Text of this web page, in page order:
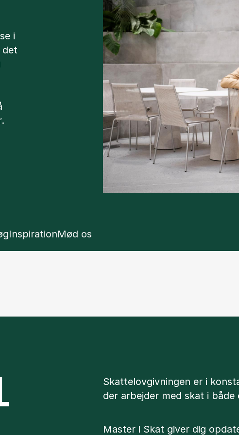
i
det
panel
Show panel
InspirationShow panel
Mød os
Skattelovgivningen er i
der arbejder med skat i
Master i Skat giver dig